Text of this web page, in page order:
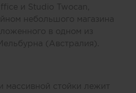
и Studio Twocan,
небольшого магазина
в одном из
(Австралия).
массивной стойки лежит